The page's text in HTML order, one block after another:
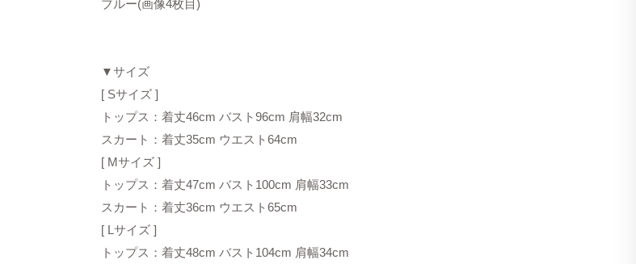
ブルー(画像4枚目)
▼サイズ
[ Sサイズ ]
トップス：着丈46cm バスト96cm 肩幅32cm
スカート：着丈35cm ウエスト64cm
[ Mサイズ ]
トップス：着丈47cm バスト100cm 肩幅33cm
スカート：着丈36cm ウエスト65cm
[ Lサイズ ]
トップス：着丈48cm バスト104cm 肩幅34cm